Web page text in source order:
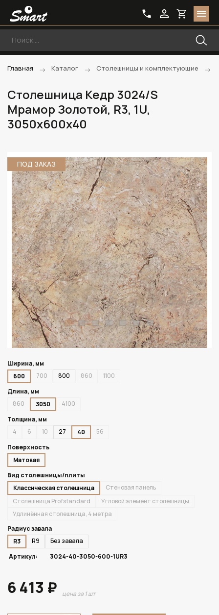
Главная Каталог Столешницы и комплектующие
Столешница Кедр 3024/S
Мрамор Золотой, R3, 1U,
3050х600х40
ПОД ЗАКАЗ
Ширина, мм
600
700 800 860
1100
Длина, мм
860
3050
4100
Толщина, мм
4
6 10 27 40
56
Поверхность
Матовая
Вид столешницы/плиты
Классическая столешница
Стеновая панель
Столешница Profstandard
Угловой элемент столешницы
Удлинённая столешница, 4 метра
Радиус завала
R3
R9
Без завала
Артикул:
3024-40-3050-600-1UR3
6 413 ₽ цена за 1 шт